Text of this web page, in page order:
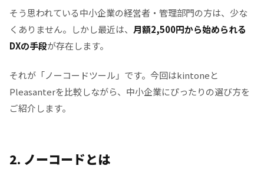
6. 活用例
そう思われている中小企業の経営者・管理部門の方は、少な
くありません。しかし最近は、 月額2,500円から始められる
DXの手段が存在します。
それが「ノーコードツール」です。今回はkintoneと
Pleasanterを比較しながら、中小企業にぴったりの選び方を
ご紹介します。
2. ノーコードとは